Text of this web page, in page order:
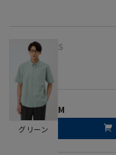
グリーン
S
M